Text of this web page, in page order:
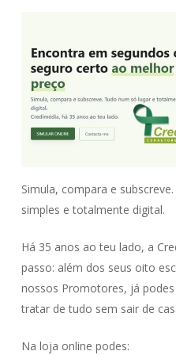
Simula, compara e
simples e totalmente digital.
Há 35 anos ao teu lado, a
passo: além dos seus oito
nossos Promotores, já
tratar de tudo sem sair de
Na loja online podes: